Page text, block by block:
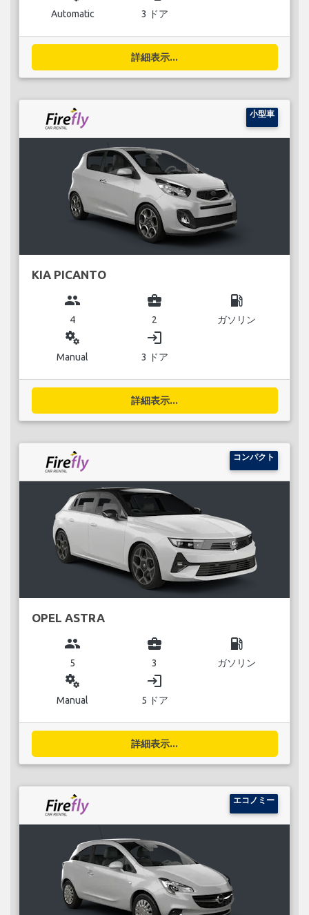
Automatic 3 ドア
詳細表示...
小型車
KIA PICANTO
group
4
business_center
2
local_gas_station
ガソリン
miscellaneous_services
Manual
login
3 ドア
詳細表示...
コンパクト
OPEL ASTRA
group
5
business_center
3
local_gas_station
ガソリン
miscellaneous_services
Manual
login
5 ドア
詳細表示...
エコノミー